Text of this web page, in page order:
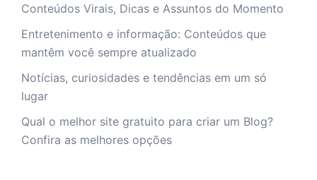
Conteúdos Virais, Dicas e Assuntos do Momento
Entretenimento e informação: Conteúdos que
mantêm você sempre atualizado
Notícias, curiosidades e tendências em um só
lugar
Qual o melhor site gratuito para criar um Blog?
Confira as melhores opções